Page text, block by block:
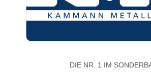
DIE NR. 1 IM